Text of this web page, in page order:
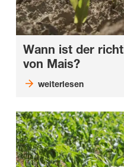
Wann ist der
von Mais?
weiterlesen